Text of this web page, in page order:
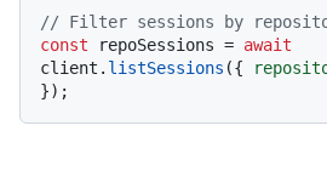
// Filter sessions by
const repoSessions = await
client. listSessions ({